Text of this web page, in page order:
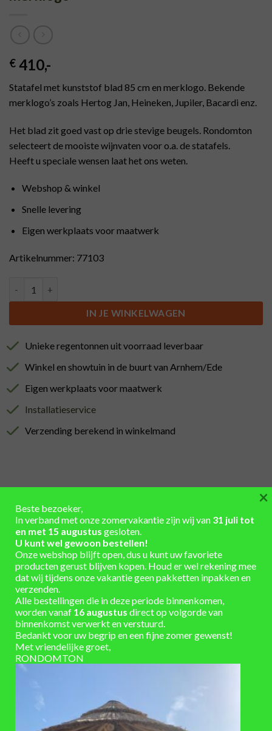
€ 410,-
Statafel met kunststof blad 85 cm en merklogo. Bekende
merklogo’s zoals Hertog Jan, Heineken, Jupiler, Bacardi enz.
Het blad zit goed vast op drie stevige beugels. Rondomton
selecteert de mooiste wijnvaten voor o.a. de statafels.
Heeft u speciale wensen laat het ons weten.
Webshop & winkel
Snelle levering
Eigen werkplaats voor maatwerk
Artikelnummer: 77103
IN JE WINKELWAGEN
Unieke regentonnen uit voorraad leverbaar
Winkel en showtuin in de buurt van Arnhem/Ede
Eigen werkplaats voor maatwerk
Installatieservice
Verzending berekend in winkelmand
BESCHRIJVING
AANVULLENDE INFORMATIE
Statafel met kunststof blad 85 cm en merklogo, wij
gebruiken een hoog kwalitatieve folie met heldere kleuren en
zeer scherpe lijnen, daar over heen komt een laminaat folie
zodat het blad krasvrij is en zeer eenvoudig schoon te maken
is.
De banden van het wijnvat en de beugels zijn matzwart
gemaakt zodat het een strak geheel vormt. Neem gerust
Beste bezoeker,
In verband met onze zomervakantie zijn wij van 31 juli tot
en met 15 augustus gesloten.
U kunt wel gewoon bestellen!
Onze webshop blijft open, dus u kunt uw favoriete
producten gerust blijven kopen. Houd er wel rekening mee
dat wij tijdens onze vakantie geen pakketten inpakken en
verzenden.
Alle bestellingen die in deze periode binnenkomen,
worden vanaf 16 augustus direct op volgorde van
binnenkomst verwerkt en verstuurd.
Bedankt voor uw begrip en een fijne zomer gewenst!
Met vriendelijke groet,
RONDOMTON
×